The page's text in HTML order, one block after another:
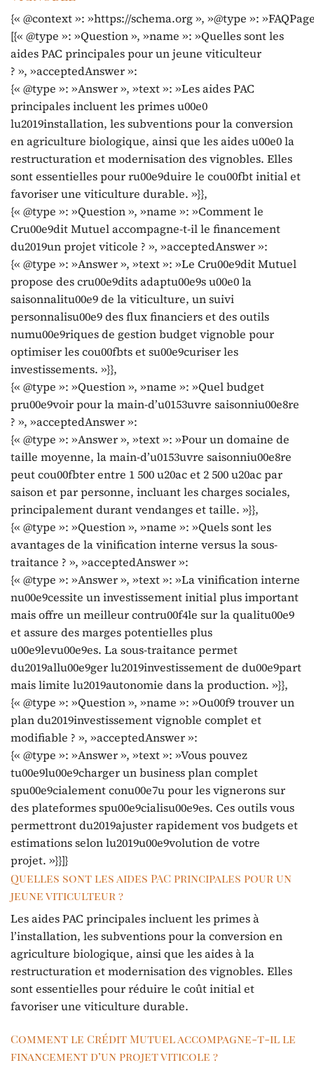
{« @context »: »https://schema.org », »@type »:
[{« @type »: »Question », »name »: »Quelles sont les
aides PAC principales pour un jeune viticulteur
? », »acceptedAnswer »:
{« @type »: »Answer », »text »: »Les aides PAC
principales incluent les primes u00e0
lu2019installation, les subventions pour la conversion
en agriculture biologique, ainsi que les aides u00e0 la
restructuration et modernisation des vignobles. Elles
sont essentielles pour ru00e9duire le cou00fbt initial et
favoriser une viticulture durable. »}},
{« @type »: »Question », »name »: »Comment le
Cru00e9dit Mutuel accompagne-t-il le financement
du2019un projet viticole ? », »acceptedAnswer »:
{« @type »: »Answer », »text »: »Le Cru00e9dit Mutuel
propose des cru00e9dits adaptu00e9s u00e0 la
saisonnalitu00e9 de la viticulture, un suivi
personnalisu00e9 des flux financiers et des outils
numu00e9riques de gestion budget vignoble pour
optimiser les cou00fbts et su00e9curiser les
investissements. »}},
{« @type »: »Question », »name »: »Quel budget
pru00e9voir pour la main-d’u0153uvre saisonniu00e8re
? », »acceptedAnswer »:
{« @type »: »Answer », »text »: »Pour un domaine de
taille moyenne, la main-d’u0153uvre saisonniu00e8re
peut cou00fbter entre 1 500 u20ac et 2 500 u20ac par
saison et par personne, incluant les charges sociales,
principalement durant vendanges et taille. »}},
{« @type »: »Question », »name »: »Quels sont les
avantages de la vinification interne versus la sous-
traitance ? », »acceptedAnswer »:
{« @type »: »Answer », »text »: »La vinification interne
nu00e9cessite un investissement initial plus important
mais offre un meilleur contru00f4le sur la qualitu00e9
et assure des marges potentielles plus
u00e9levu00e9es. La sous-traitance permet
du2019allu00e9ger lu2019investissement de du00e9part
mais limite lu2019autonomie dans la production. »}},
{« @type »: »Question », »name »: »Ou00f9 trouver un
plan du2019investissement vignoble complet et
modifiable ? », »acceptedAnswer »:
{« @type »: »Answer », »text »: »Vous pouvez
tu00e9lu00e9charger un business plan complet
spu00e9cialement conu00e7u pour les vignerons sur
des plateformes spu00e9cialisu00e9es. Ces outils vous
permettront du2019ajuster rapidement vos budgets et
estimations selon lu2019u00e9volution de votre
projet. »}}]}
Quelles sont les aides PAC principales pour un
jeune viticulteur ?
Les aides PAC principales incluent les primes à
l’installation, les subventions pour la conversion en
agriculture biologique, ainsi que les aides à la
restructuration et modernisation des vignobles. Elles
sont essentielles pour réduire le coût initial et
favoriser une viticulture durable.
Comment le Crédit Mutuel accompagne-t-il le
financement d’un projet viticole ?